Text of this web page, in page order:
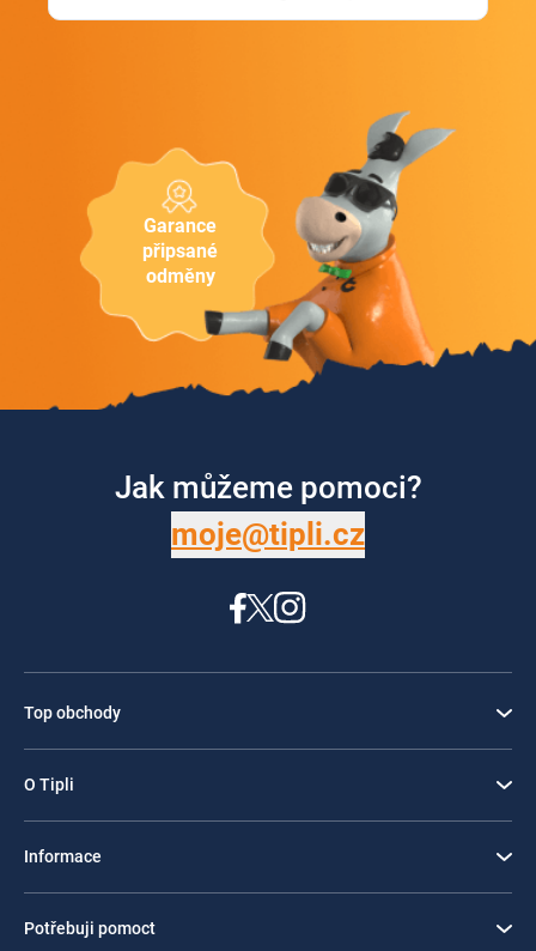
Garance
připsané
odměny
Jak můžeme pomoci?
moje@tipli.cz
Top obchody
O Tipli
Informace
Potřebuji pomoct